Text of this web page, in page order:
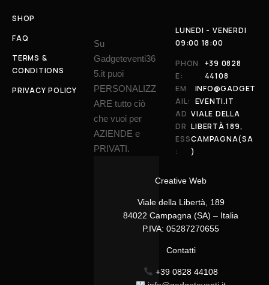
SHOP
FAQ
TERMS &
CONDITIONS
PRIVACY POLICY
Su
Gadgeteventi36
5.it puoi
PERSONALIZZ
ARE tutto ciò
che vuoi per
AZIENDE e
PRIVATI.
Creative Web
Viale della Libertà, 189
84022 Campagna (SA) – Italia
P.IVA: 05287270655
Contatti
+39 0828 44108
LUNEDI - VENERDI
09:00 18:00
PHON
E:
+39 0828
44108
EM
AIL:
INFO@GADGET
EVENTI.IT
AD
DR
ESS
:
VIALE DELLA
LIBERTÀ 189,
CAMPAGNA(SA
)